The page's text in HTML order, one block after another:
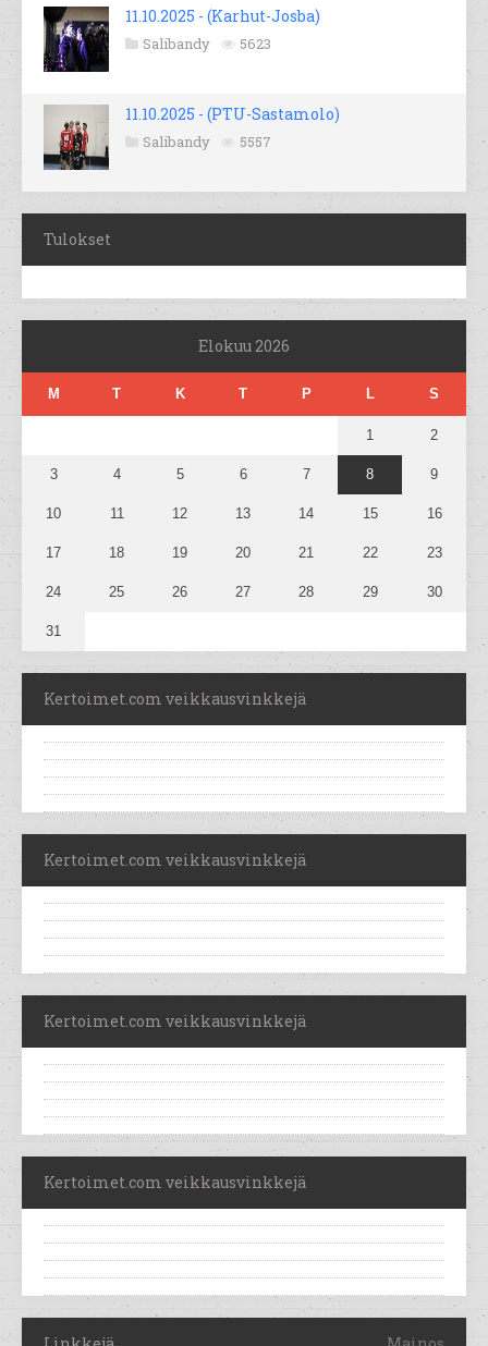
11.10.2025 - (Karhut-Josba)
Salibandy 5623
11.10.2025 - (PTU-Sastamolo)
Salibandy 5557
Tulokset
Elokuu 2026
M T K T P L S
1 2
3 4 5 6 7 8 9
10 11 12 13 14 15 16
17 18 19 20 21 22 23
24 25 26 27 28 29 30
31
Kertoimet.com veikkausvinkkejä
Kertoimet.com veikkausvinkkejä
Kertoimet.com veikkausvinkkejä
Kertoimet.com veikkausvinkkejä